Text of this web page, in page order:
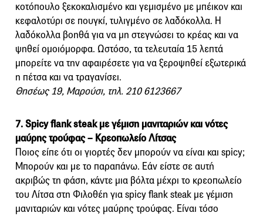
κοτόπουλο ξεκοκαλισμένο και γεμισμένο με μπέικον και
κεφαλοτύρι σε πουγκί, τυλιγμένο σε λαδόκολλα. Η
λαδόκολλα βοηθά για να μη στεγνώσει το κρέας και να
ψηθεί ομοιόμορφα. Ωστόσο, τα τελευταία 15 λεπτά
μπορείτε να την αφαιρέσετε για να ξεροψηθεί εξωτερικά
η πέτσα και να τραγανίσει.
Θησέως 19, Μαρούσι, τηλ. 210 6123667
7. Spicy flank steak με γέμιση μανιταριών και νότες
μαύρης τρούφας – Κρεοπωλείο Λίτσας
Ποιος είπε ότι οι γιορτές δεν μπορούν να είναι και spicy;
Μπορούν και με το παραπάνω. Εάν είστε σε αυτή
ακριβώς τη φάση, κάντε μια βόλτα μέχρι το κρεοπωλείο
του Λίτσα στη Φιλοθέη για spicy flank steak με γέμιση
μανιταριών και νότες μαύρης τρούφας. Είναι τόσο